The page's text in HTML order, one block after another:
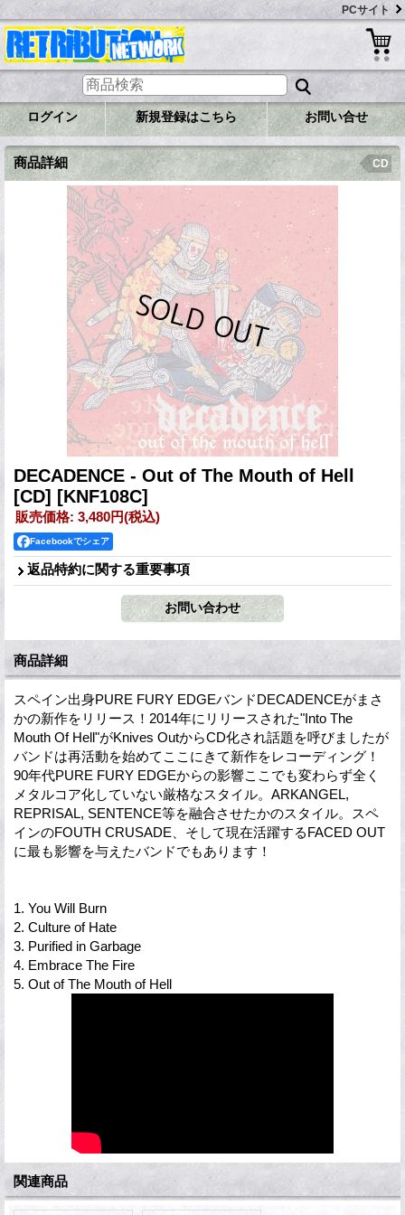
PCサイト
ログイン 新規登録はこちら お問い合せ
商品詳細 CD
DECADENCE - Out of The Mouth of Hell
[CD] [KNF108C]
販売価格: 3,480円(税込)
Facebookでシェア
返品特約に関する重要事項
商品詳細
スペイン出身PURE FURY EDGEバンドDECADENCEがまさ
かの新作をリリース！2014年にリリースされた"Into The
Mouth Of Hell"がKnives OutからCD化され話題を呼びましたが
バンドは再活動を始めてここにきて新作をレコーディング！
90年代PURE FURY EDGEからの影響ここでも変わらず全く
メタルコア化していない厳格なスタイル。ARKANGEL,
REPRISAL, SENTENCE等を融合させたかのスタイル。スペ
インのFOUTH CRUSADE、そして現在活躍するFACED OUT
に最も影響を与えたバンドでもあります！
1. You Will Burn
2. Culture of Hate
3. Purified in Garbage
4. Embrace The Fire
5. Out of The Mouth of Hell
関連商品